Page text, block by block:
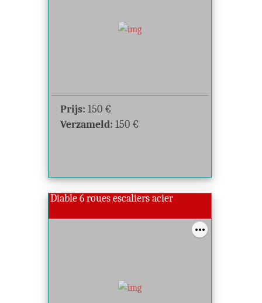
Prijs: 150 €
Verzameld: 150 €
Diable 6 roues escaliers acier